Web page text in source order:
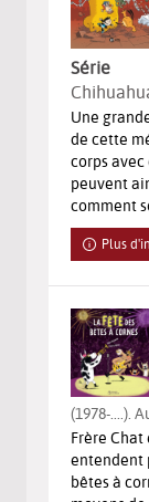
Série
Une
de cette
corps
peuvent
comment
Plus
(1978-....).
Frère Chat
entendent
bêtes à